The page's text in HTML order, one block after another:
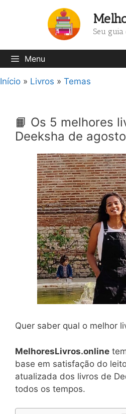
Seu guia
Menu
Início » Livros » Temas
📙 Os 5 melhores
Deeksha de
Quer saber qual o melhor
MelhoresLivros.online
base em satisfação do
atualizada dos livros de
todos os tempos.